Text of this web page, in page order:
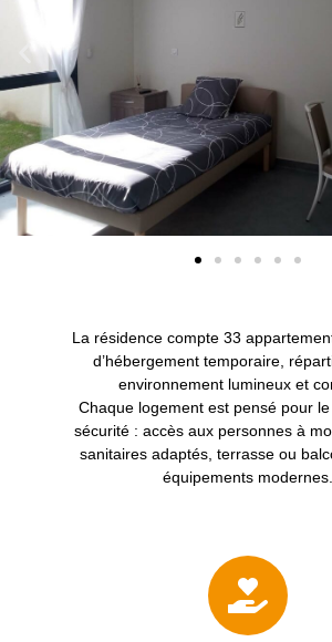
La résidence compte 33
d’hébergement temporaire ,
environnement lumineux et
Chaque logement est pensé pour
sécurité : accès aux personnes à
sanitaires adaptés, terrasse ou
équipements modernes.